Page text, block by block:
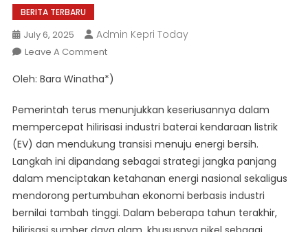
BERITA TERBARU
July 6, 2025 Admin Kepri Today
Leave A CommentOn
Tegaskan
Percepat
Hilirisasi
Baterai
Dan
Transisi
Energi
Oleh: Bara Winatha*)
Pemerintah terus menunjukkan keseriusannya dalam
mempercepat hilirisasi industri baterai kendaraan listrik
(EV) dan mendukung transisi menuju energi bersih.
Langkah ini dipandang sebagai strategi jangka panjang
dalam menciptakan ketahanan energi nasional sekaligus
mendorong pertumbuhan ekonomi berbasis industri
bernilai tambah tinggi. Dalam beberapa tahun terakhir,